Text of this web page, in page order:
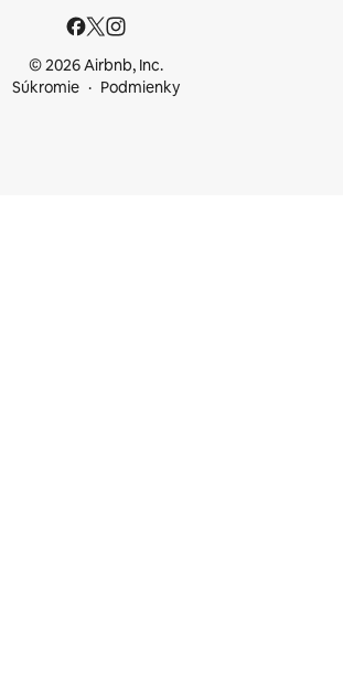
© 2026 Airbnb, Inc.
Súkromie
Podmienky